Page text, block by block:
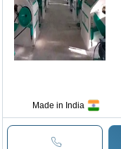
Made in India